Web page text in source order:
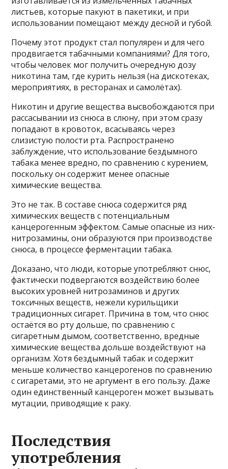
листьев, которые пакуют в пакетики, и при
использовании помещают между десной и губой.
Почему этот продукт стал популярен и для чего
продвигается табачными компаниями? Для того,
чтобы человек мог получить очередную дозу
никотина там, где курить нельзя (на дискотеках,
мероприятиях, в ресторанах и самолётах).
Никотин и другие вещества высвобождаются при
рассасывании из снюса в слюну, при этом сразу
попадают в кровоток, всасываясь через
слизистую полости рта. Распространено
заблуждение, что использование бездымного
табака менее вредно, по сравнению с курением,
поскольку он содержит менее опасные
химические вещества.
Это не так. В составе снюса содержится ряд
химических веществ с потенциальным
канцерогенным эффектом. Самые опасные из них-
нитрозамины, они образуются при производстве
снюса, в процессе ферментации табака.
Доказано, что люди, которые употребляют снюс,
фактически подвергаются воздействию более
высоких уровней нитрозаминов и других
токсичных веществ, нежели курильщики
традиционных сигарет. Причина в том, что снюс
остаётся во рту дольше, по сравнению с
сигаретным дымом, соответственно, вредные
химические вещества дольше воздействуют на
организм. Хотя бездымный табак и содержит
меньше количество канцерогенов по сравнению
с сигаретами, это не аргумент в его пользу. Даже
один единственный канцероген может вызывать
мутации, приводящие к раку.
Последствия
употребления